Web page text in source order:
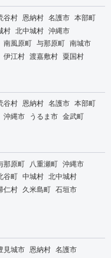
谷村 恩納村 名護市 本部町
村 北中城村 沖縄市
南風原町 与那原町 南城市
伊江村 渡嘉敷村 粟国村
谷村 恩納村 名護市 本部町
沖縄市 うるま市 金武町
那原町 八重瀬町 沖縄市
谷町 中城村 北中城村
仁村 久米島町 石垣市
見城市 恩納村 名護市